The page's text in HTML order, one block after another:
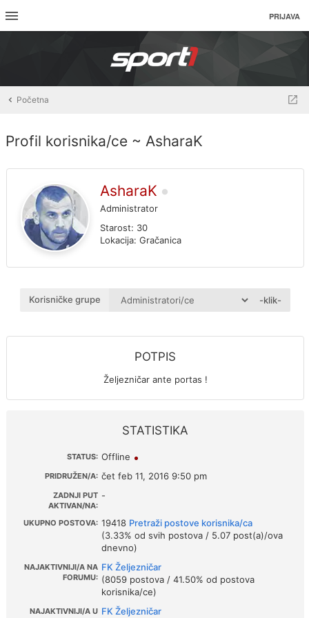
PRIJAVA
Početna
Profil korisnika/ce ~ AsharaK
AsharaK
Administrator
Starost: 30
Lokacija: Gračanica
Korisničke grupe -klik-
POTPIS
Željezničar ante portas !
STATISTIKA
STATUS: Offline
PRIDRUŽEN/A: čet feb 11, 2016 9:50 pm
ZADNJI PUT
AKTIVAN/NA:
-
UKUPNO POSTOVA: 19418 Pretraži postove korisnika/ca
(3.33% od svih postova / 5.07 post(a)/ova
dnevno)
NAJAKTIVNIJI/A NA
FORUMU:
FK Željezničar
(8059 postova / 41.50% od postova
korisnika/ce)
NAJAKTIVNIJI/A U FK Željezničar